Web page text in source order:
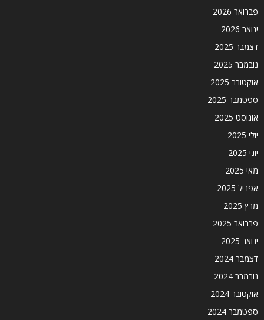
פברואר 2026
ינואר 2026
דצמבר 2025
נובמבר 2025
אוקטובר 2025
ספטמבר 2025
אוגוסט 2025
יולי 2025
יוני 2025
מאי 2025
אפריל 2025
מרץ 2025
פברואר 2025
ינואר 2025
דצמבר 2024
נובמבר 2024
אוקטובר 2024
ספטמבר 2024